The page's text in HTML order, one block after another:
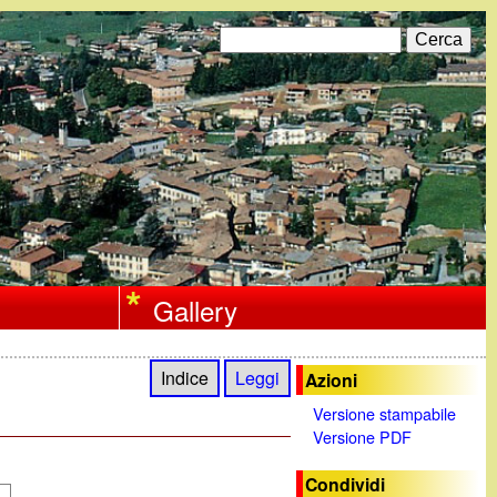
F
o
r
m
d
i
r
i
c
e
C
e
r
c
a
Gallery
Indice Leggi Azioni
Versione stampabile
Versione PDF
Condividi